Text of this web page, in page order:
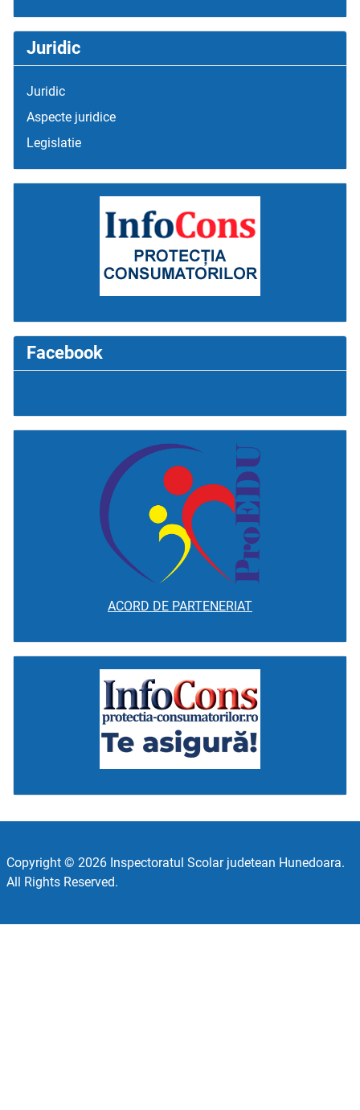
Juridic
Juridic
Aspecte juridice
Legislatie
Facebook
ACORD DE PARTENERIAT
Copyright © 2026 Inspectoratul Scolar judetean Hunedoara.
All Rights Reserved.